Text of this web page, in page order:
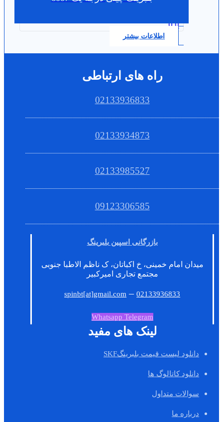
0.0
اطلاعات بیشتر
راه های ارتباطی
02133936833
02133934873
02133985527
09123306585
بازرگانی اسپین بلبرینگ
میدان امام خمینی، خ اکباتان، ک ناظم الاطبا جنوبی
مجتمع تجاری امیرکبیر
spinbt[at]gmail.com –02133936833
Whatsapp Telegram
لینک های مفید
دانلود لیست قیمت بلبرینگSKF
دانلود کاتالوگ ها
سوالات متداول
درباره ما